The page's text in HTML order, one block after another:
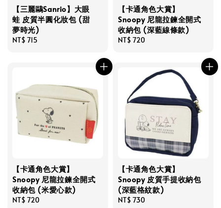
【三麗鷗Sanrio】大眼
蛙 皮質半圓化妝包 (甜
夢時光)
Regular
NT$ 715
【卡通角色大賞】
Snoopy 尼龍拉鍊全開式
收納包 (深藍線條款)
Regular
NT$ 720
【卡通角色大賞】
Snoopy 尼龍拉鍊全開式
收納包 (米愛心款)
Regular
NT$ 720
【卡通角色大賞】
Snoopy 皮質手提收納包
(深藍格紋款)
Regular
NT$ 730